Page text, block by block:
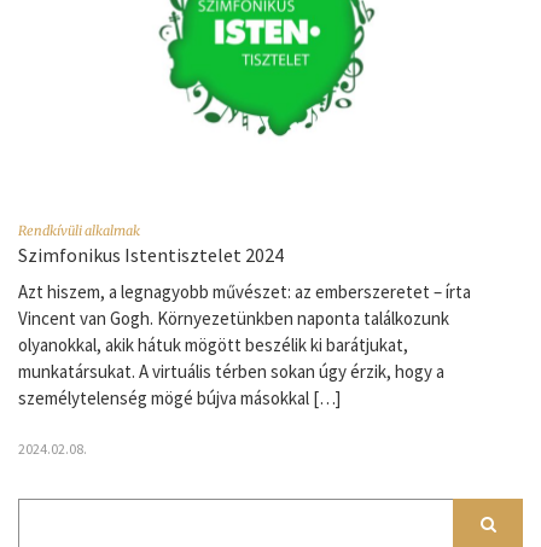
Rendkívüli alkalmak
Szimfonikus Istentisztelet 2024
Azt hiszem, a legnagyobb művészet: az emberszeretet – írta
Vincent van Gogh. Környezetünkben naponta találkozunk
olyanokkal, akik hátuk mögött beszélik ki barátjukat,
munkatársukat. A virtuális térben sokan úgy érzik, hogy a
személytelenség mögé bújva másokkal […]
2024.02.08.